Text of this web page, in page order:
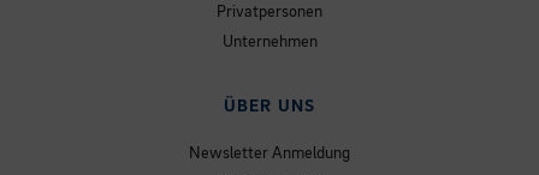
Privatpersonen
Unternehmen
ÜBER UNS
Newsletter Anmeldung